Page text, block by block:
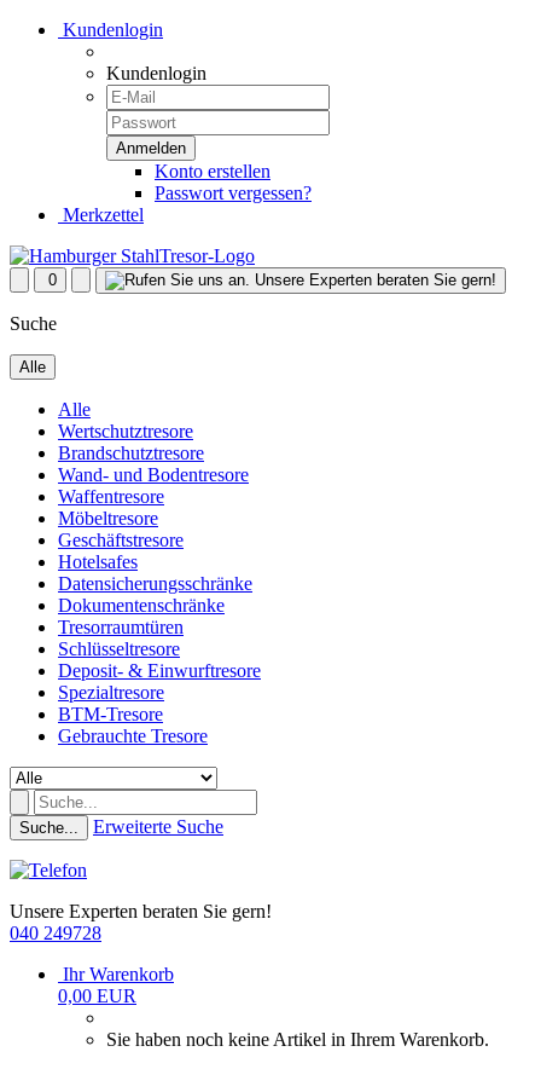
Kundenlogin
Kundenlogin
Konto erstellen
Passwort vergessen?
Merkzettel
0
Suche
Alle
Alle
Wertschutztresore
Brandschutztresore
Wand- und Bodentresore
Waffentresore
Möbeltresore
Geschäftstresore
Hotelsafes
Datensicherungsschränke
Dokumentenschränke
Tresorraumtüren
Schlüsseltresore
Deposit- & Einwurftresore
Spezialtresore
BTM-Tresore
Gebrauchte Tresore
Suche... Erweiterte Suche
Unsere Experten beraten Sie gern!
040 249728
Ihr Warenkorb
0,00 EUR
Sie haben noch keine Artikel in Ihrem Warenkorb.